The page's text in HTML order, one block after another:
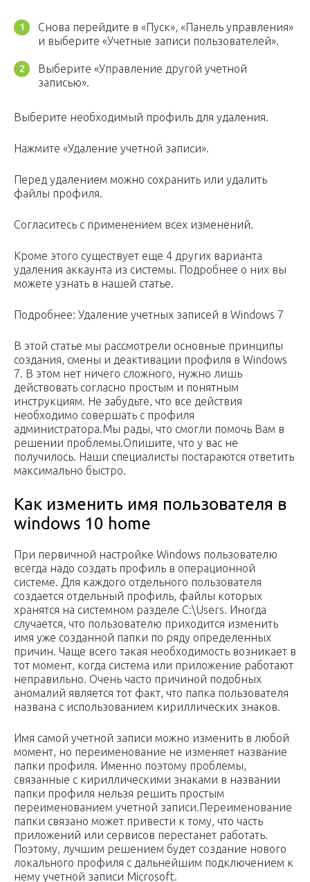
Снова перейдите в «Пуск», «Панель управления»
и выберите «Учетные записи пользователей».
Выберите «Управление другой учетной
записью».
Выберите необходимый профиль для удаления.
Нажмите «Удаление учетной записи».
Перед удалением можно сохранить или удалить
файлы профиля.
Согласитесь с применением всех изменений.
Кроме этого существует еще 4 других варианта
удаления аккаунта из системы. Подробнее о них вы
можете узнать в нашей статье.
Подробнее: Удаление учетных записей в Windows 7
В этой статье мы рассмотрели основные принципы
создания, смены и деактивации профиля в Windows
7. В этом нет ничего сложного, нужно лишь
действовать согласно простым и понятным
инструкциям. Не забудьте, что все действия
необходимо совершать с профиля
администратора.Мы рады, что смогли помочь Вам в
решении проблемы.Опишите, что у вас не
получилось. Наши специалисты постараются ответить
максимально быстро.
Как изменить имя пользователя в
windows 10 home
При первичной настройке Windows пользователю
всегда надо создать профиль в операционной
системе. Для каждого отдельного пользователя
создается отдельный профиль, файлы которых
хранятся на системном разделе C:\Users. Иногда
случается, что пользователю приходится изменить
имя уже созданной папки по ряду определенных
причин. Чаще всего такая необходимость возникает в
тот момент, когда система или приложение работают
неправильно. Очень часто причиной подобных
аномалий является тот факт, что папка пользователя
названа с использованием кириллических знаков.
Имя самой учетной записи можно изменить в любой
момент, но переименование не изменяет название
папки профиля. Именно поэтому проблемы,
связанные с кириллическими знаками в названии
папки профиля нельзя решить простым
переименованием учетной записи.Переименование
папки связано может привести к тому, что часть
приложений или сервисов перестанет работать.
Поэтому, лучшим решением будет создание нового
локального профиля с дальнейшим подключением к
нему учетной записи Microsoft.